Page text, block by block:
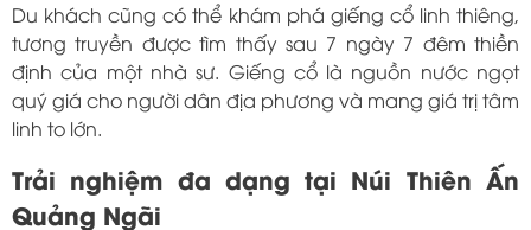
Du khách cũng có thể khám phá giếng cổ linh thiêng,
tương truyền được tìm thấy sau 7 ngày 7 đêm thiền
định của một nhà sư. Giếng cổ là nguồn nước ngọt
quý giá cho người dân địa phương và mang giá trị tâm
linh to lớn.
Trải nghiệm đa dạng tại Núi Thiên Ấn
Quảng Ngãi